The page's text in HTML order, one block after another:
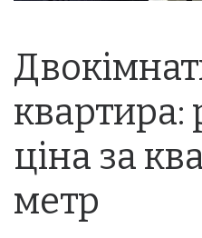
квартира:
ціна за
метр